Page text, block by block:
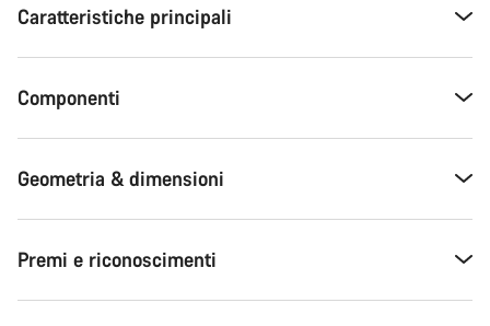
Caratteristiche principali
Componenti
Geometria & dimensioni
Premi e riconoscimenti